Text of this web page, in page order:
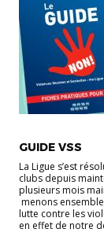
GUIDE VSS
La Ligue s’est
clubs depuis
plusieurs mois
menons
lutte contre les
en effet de notre